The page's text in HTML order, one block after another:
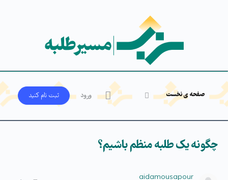
صفحه ی نخست ورود ثبت‌ نام کنید
چگونه یک طلبه منظم باشیم؟
aidamousapour